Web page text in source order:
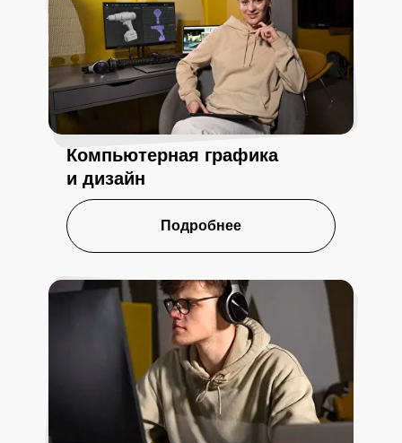
Компьютерная графика
и дизайн
Подробнее